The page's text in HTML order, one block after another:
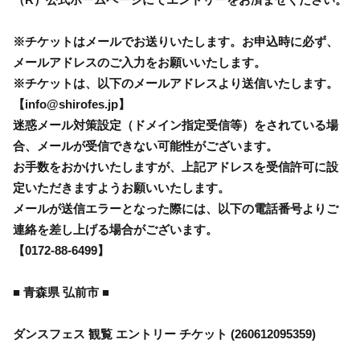
※チケットはメールでお送りいたします。お申込時に必ず、
メールアドレスのご入力をお願いいたします。
※チケットは、以下のメールアドレスより送信いたします。
【info@shirofes.jp】
迷惑メール対策設定（ドメイン指定受信等）をされている場
合、メールが受信できない可能性がございます。
お手数をおかけいたしますが、上記アドレスを受信許可に設
定いただきますようお願いいたします。
メールが送信エラーとなった際には、以下の電話番号よりご
連絡を差し上げる場合がございます。
【0172-88-6499】
■ 青森県 弘前市 ■
ダンスフェス 観覧 エントリー チケット (260612095359)